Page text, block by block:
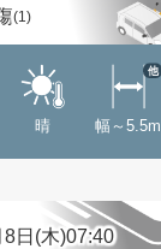
(1)
晴 幅～5.5m
他
日(木)07:40